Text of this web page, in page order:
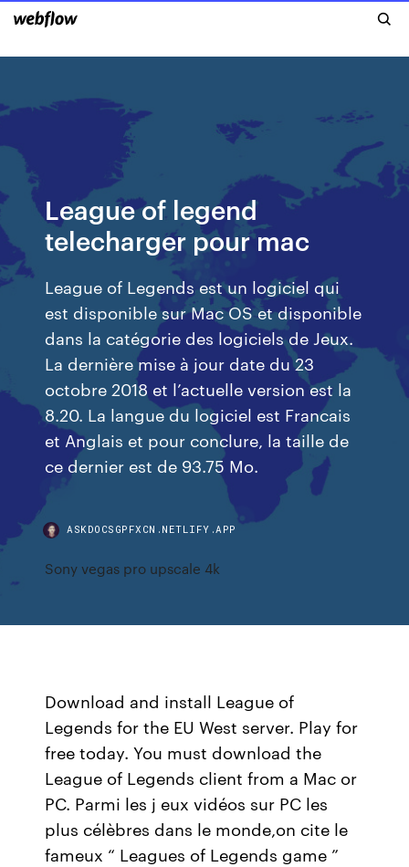
League of legend
telecharger pour mac
League of Legends est un logiciel qui
est disponible sur Mac OS et disponible
dans la catégorie des logiciels de Jeux.
La dernière mise à jour date du 23
octobre 2018 et l’actuelle version est la
8.20. La langue du logiciel est Francais
et Anglais et pour conclure, la taille de
ce dernier est de 93.75 Mo.
ASKDOCSGPFXCN.NETLIFY.APP
Sony vegas pro upscale 4k
Download and install League of
Legends for the EU West server. Play for
free today. You must download the
League of Legends client from a Mac or
PC. Parmi les j eux vidéos sur PC les
plus célèbres dans le monde,on cite le
fameux “ Leagues of Legends game ”